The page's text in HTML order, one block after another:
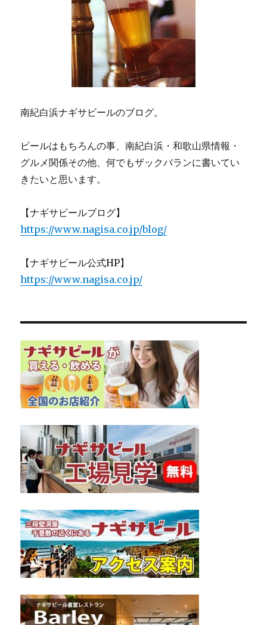
南紀白浜ナギサビールのブログ。
ビールはもちろんの事、南紀白浜・和歌山県情報・
グルメ関係その他、何でもザックバランに書いてい
きたいと思います。
【ナギサビールブログ】
https://www.nagisa.co.jp/blog/
【ナギサビール公式HP】
https://www.nagisa.co.jp/